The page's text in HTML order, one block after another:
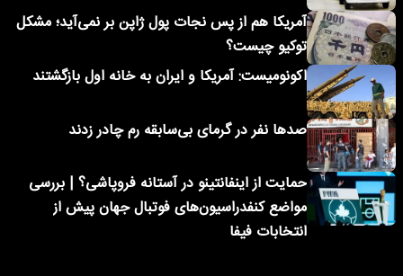
آمریکا هم از پس نجات پول ژاپن بر نمی‌آید؛ مشکل
توکیو چیست؟
اکونومیست: آمریکا و ایران به خانه اول بازگشتند
صدها نفر در گرمای بی‌سابقه رم چادر زدند
حمایت از اینفانتینو در آستانه فروپاشی؟ | بررسی
مواضع کنفدراسیون‌های فوتبال جهان پیش از
انتخابات فیفا